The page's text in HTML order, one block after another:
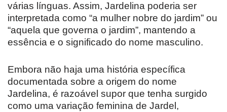
várias línguas. Assim, Jardelina poderia ser
interpretada como “a mulher nobre do jardim” ou
“aquela que governa o jardim”, mantendo a
essência e o significado do nome masculino.
Embora não haja uma história específica
documentada sobre a origem do nome
Jardelina, é razoável supor que tenha surgido
como uma variação feminina de Jardel,